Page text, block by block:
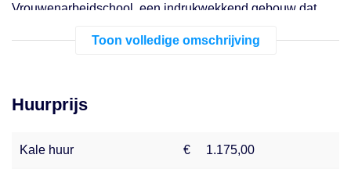
Vrouwenarbeidschool, een indrukwekkend gebouw dat
met behoud van zijn historische charme.
door de hoge ramen naar binnen stroomt. De ruime
een koelkast, vriesvak, kookplaat, afzuigkap en
Toon volledige omschrijving
Huurprijs
Kale huur € 1.175,00